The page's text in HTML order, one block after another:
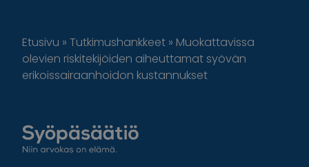
Etusivu » Tutkimushankkeet » Muokattavissa
olevien riskitekijöiden aiheuttamat syövän
erikoissairaanhoidon kustannukset